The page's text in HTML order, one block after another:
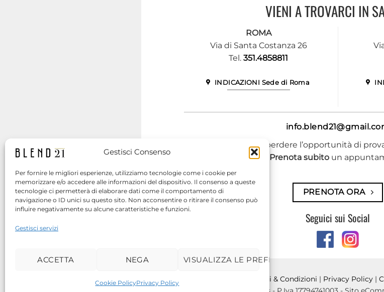
Gestisci Consenso
Per fornire le migliori esperienze, utilizziamo tecnologie come i cookie per
memorizzare e/o accedere alle informazioni del dispositivo. Il consenso a queste
tecnologie ci permetterà di elaborare dati come il comportamento di
navigazione o ID unici su questo sito. Non acconsentire o ritirare il consenso può
influire negativamente su alcune caratteristiche e funzioni.
Gestisci servizi
ACCETTA NEGA VISUALIZZA LE PREFERENZE
Cookie PolicyPrivacy Policy
VIENI A TROVARCI IN
ROMA
Via di Santa Costanza 26
Tel.351.4858811
INDICAZIONI Sede di Roma
Non perdere l’opportunità di
Prenota subitoun
PRENOTA ORA
Seguici sui Social
Termini & Condizioni | Privacy Policy |